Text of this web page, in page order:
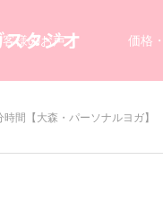
タジオ
客様のお声 価格
間【大森・パーソナルヨガ】